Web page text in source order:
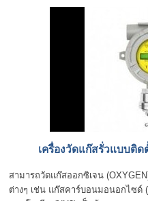
เครื่องวัดแก๊สรั่วแบบติ
สามารถวัดแก๊สออกซิเจน
ต่างๆ เช่น แก๊สคาร์บอนมอนอกไซด์